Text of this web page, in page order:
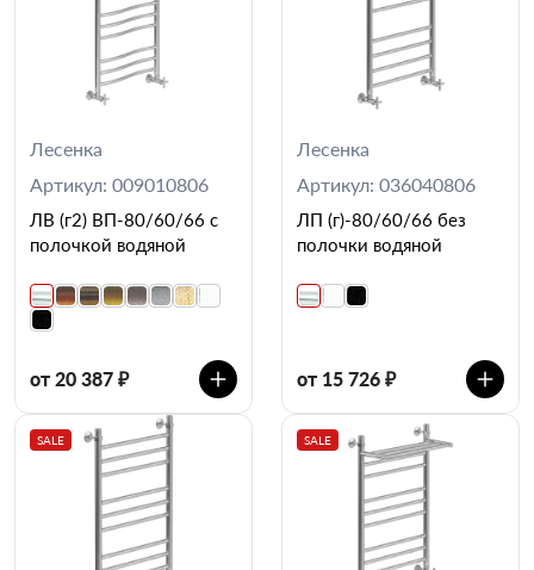
Лесенка
Артикул: 009010806
ЛВ (г2) ВП-80/60/66 с
полочкой водяной
от 20 387 ₽
Лесенка
Артикул: 036040806
ЛП (г)-80/60/66 без
полочки водяной
от 15 726 ₽
SALE SALE